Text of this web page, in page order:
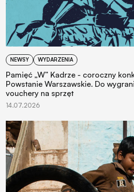
NEWSY WYDARZENIA
Pamięć „W” Kadrze - coroczny
Powstanie Warszawskie. Do
vouchery na sprzęt
14.07.2026